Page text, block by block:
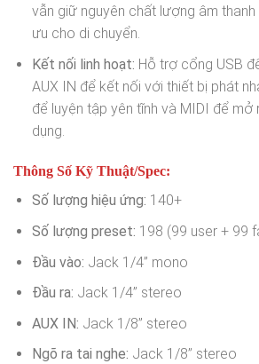
vẫn giữ nguyên chất lượng âm thanh
ưu cho di chuyển.
Kết nối linh hoạt: Hỗ trợ cổng USB
AUX IN để kết nối với thiết bị phát
để luyện tập yên tĩnh và MIDI để mở
dụng.
Thông Số Kỹ Thuật/Spec:
Số lượng hiệu ứng: 140+
Số lượng preset: 198 (99 user + 99
Đầu vào: Jack 1/4” mono
Đầu ra: Jack 1/4” stereo
AUX IN: Jack 1/8” stereo
Ngõ ra tai nghe: Jack 1/8” stereo